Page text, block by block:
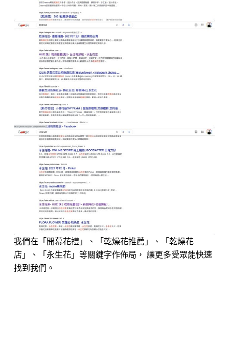
我們在「開幕花禮」、「乾燥花推薦」、「乾燥花
店」、「永生花」等關鍵字作佈局， 讓更多受眾能快速
找到我們。